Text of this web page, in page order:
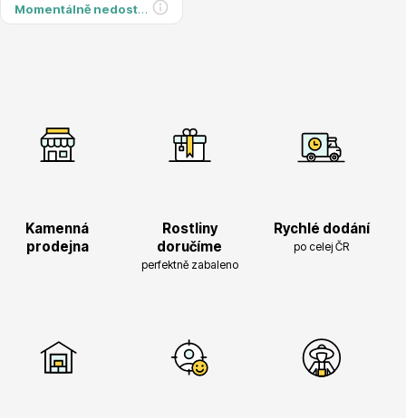
Vánoční stromky v květináčích a řezané
Semena, sadba
Momentálně nedostupné
Kamenná
prodejna
Rostliny
doručíme
perfektně zabaleno
Rychlé dodání
po celej ČR